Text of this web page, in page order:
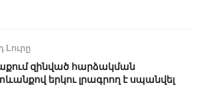
Lուրը
զինված հարձակման
երկու լրագրող է սպանվել